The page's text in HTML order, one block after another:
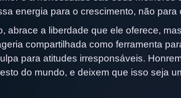
energia para o crescimento, não para
abrace a liberdade que ele oferece,
compartilhada como ferramenta
para atitudes irresponsáveis.
do mundo, e deixem que isso seja